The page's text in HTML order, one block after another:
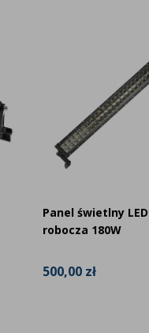
Panel świetlny
robocza 180W
500,00 zł